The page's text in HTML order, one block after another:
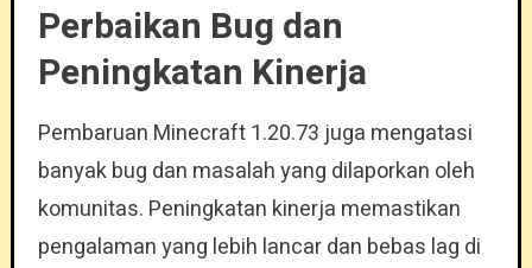
Perbaikan Bug dan
Peningkatan Kinerja
Pembaruan Minecraft 1.20.73 juga mengatasi
banyak bug dan masalah yang dilaporkan oleh
komunitas. Peningkatan kinerja memastikan
pengalaman yang lebih lancar dan bebas lag di